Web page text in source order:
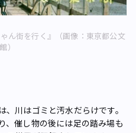
ん街を行く』（画像：東京都公文
）
川はゴミと汚水だらけです。
、催し物の後には足の踏み場も